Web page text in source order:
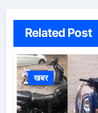
Related Post
खबर